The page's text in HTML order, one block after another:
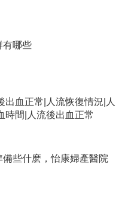
有哪些
出血正常|人流恢復情況|人
時間|人流後出血正常
些什麽，怡康婦產醫院